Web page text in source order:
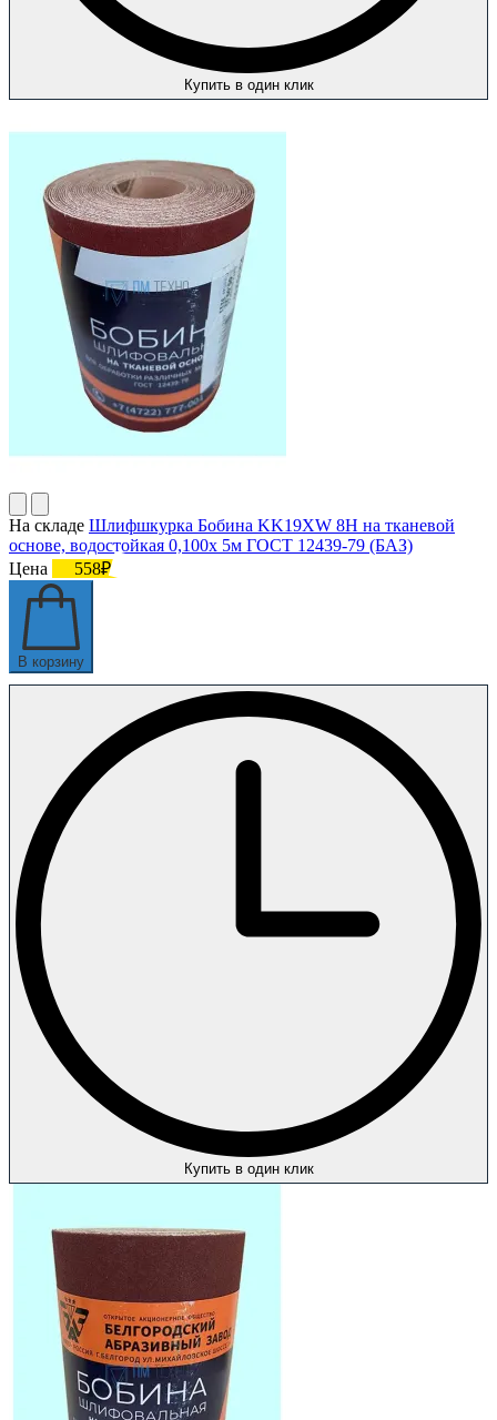
Купить в один клик
На складе Шлифшкурка Бобина KK19XW 8H на тканевой
основе, водостойкая 0,100х 5м ГОСТ 12439-79 (БАЗ)
Цена
558₽
В корзину
Купить в один клик